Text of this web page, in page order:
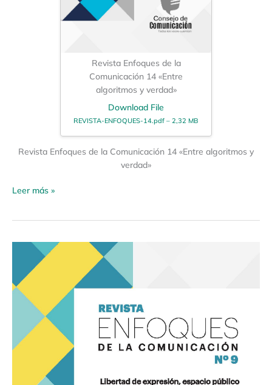
Revista Enfoques de la
Comunicación 14 «Entre
algoritmos y verdad»
Download File
REVISTA-ENFOQUES-14.pdf – 2,32 MB
Revista Enfoques de la Comunicación 14 «Entre algoritmos y
verdad»
Leer más »
Revista
Enfoques
la
Comunicación
«Libertad
de
público